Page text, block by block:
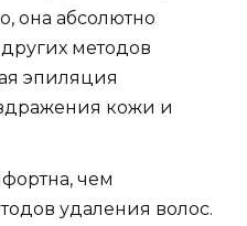
она абсолютно
методов
эпиляция
кожи и
чем
удаления волос.